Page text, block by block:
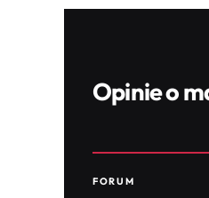
Opinie o
FORUM